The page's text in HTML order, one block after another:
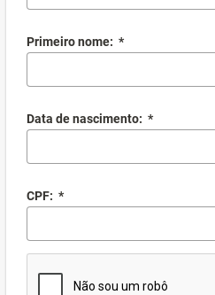
Primeiro nome: *
Data de nascimento: *
CPF: *